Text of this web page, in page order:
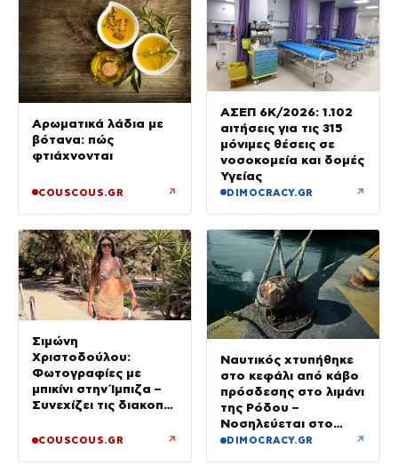
Αρωματικά λάδια με
βότανα: πώς
φτιάχνονται
COUSCOUS.GR ↗
ΑΣΕΠ 6Κ/2026: 1.102
αιτήσεις για τις 315
μόνιμες θέσεις σε
νοσοκομεία και δομές
Υγείας
DIMOCRACY.GR ↗
Σιμώνη
Χριστοδούλου:
Φωτογραφίες με
μπικίνι στην Ίμπιζα –
Συνεχίζει τις διακοπές
της, Αντρέα Γεωργίου
COUSCOUS.GR ↗
Ναυτικός χτυπήθηκε
στο κεφάλι από κάβο
πρόσδεσης στο λιμάνι
της Ρόδου –
Νοσηλεύεται στο
νοσοκομείο
DIMOCRACY.GR ↗